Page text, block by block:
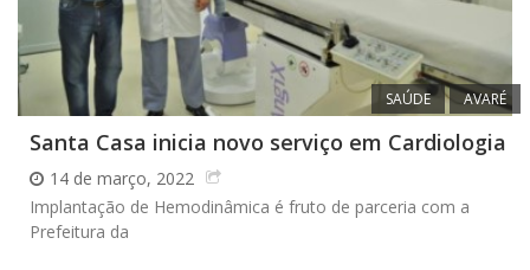
SAÚDE AVARÉ
Santa Casa inicia novo serviço em Cardiologia
14 de março, 2022
Implantação de Hemodinâmica é fruto de parceria com a
Prefeitura da